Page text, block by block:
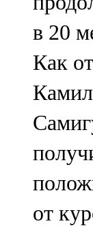
в 20
Как
от